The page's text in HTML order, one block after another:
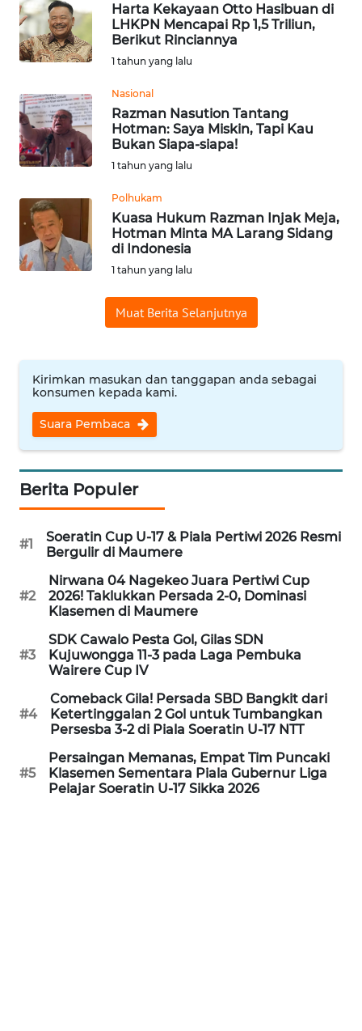
Harta Kekayaan Otto Hasibuan di
LHKPN Mencapai Rp 1,5 Triliun,
Berikut Rinciannya
1 tahun yang lalu
Nasional
Razman Nasution Tantang
Hotman: Saya Miskin, Tapi Kau
Bukan Siapa-siapa!
1 tahun yang lalu
Polhukam
Kuasa Hukum Razman Injak Meja,
Hotman Minta MA Larang Sidang
di Indonesia
1 tahun yang lalu
Muat Berita Selanjutnya
Kirimkan masukan dan tanggapan anda sebagai
konsumen kepada kami.
Suara Pembaca
Berita Populer
#1
Soeratin Cup U-17 & Piala Pertiwi 2026 Resmi
Bergulir di Maumere
#2
Nirwana 04 Nagekeo Juara Pertiwi Cup
2026! Taklukkan Persada 2-0, Dominasi
Klasemen di Maumere
#3
SDK Cawalo Pesta Gol, Gilas SDN
Kujuwongga 11-3 pada Laga Pembuka
Wairere Cup IV
#4
Comeback Gila! Persada SBD Bangkit dari
Ketertinggalan 2 Gol untuk Tumbangkan
Persesba 3-2 di Piala Soeratin U-17 NTT
#5
Persaingan Memanas, Empat Tim Puncaki
Klasemen Sementara Piala Gubernur Liga
Pelajar Soeratin U-17 Sikka 2026
WN
SUMEDANG
CIANJUR
WN
KEPULAUAN
WN
TANGERANG
CIREBON
INDRAMAYU
KUNINGAN
MAJALENGKA
WN
SUBANG
WN
SUKABUMI
WN
PURWAKARTA
WN
PRIANGAN
TIMUR